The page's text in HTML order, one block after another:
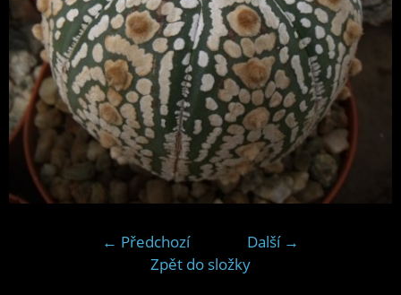
← Předchozí
Další →
Zpět do složky